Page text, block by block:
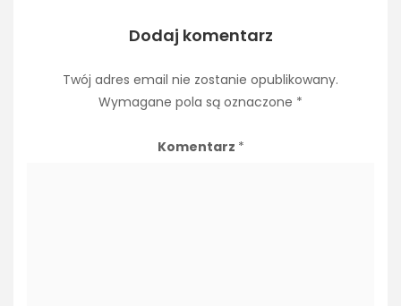
Dodaj komentarz
Twój adres email nie zostanie opublikowany.
Wymagane pola są oznaczone *
Komentarz *